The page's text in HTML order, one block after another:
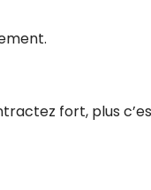
fort, plus